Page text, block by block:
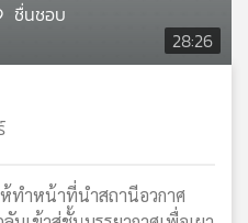
28:26
ชื่นชอบ
ห้ทำหน้าที่นำสถานีอวกาศ